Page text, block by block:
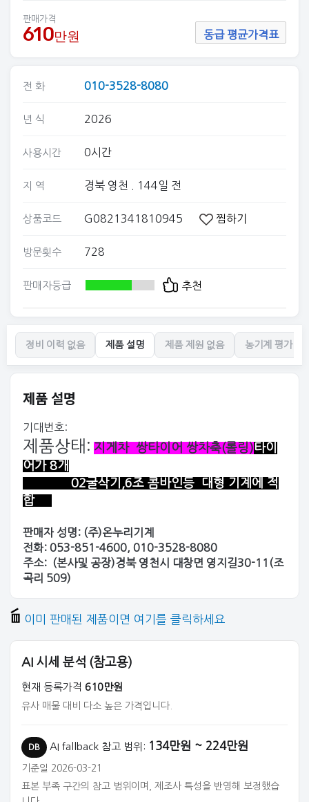
판매가격
610만원 동급 평균가격표
전 화 010-3528-8080
년 식 2026
사용시간 0시간
지 역 경북 영천 . 144일 전
상품코드 G0821341810945 찜하기
방문횟수 728
판매자등급 추천
정비 이력 없음 제품 설명 제품 제원 없음 농기계 평가 없
제품 설명
기대번호:
제품상태: 지게차 쌍타이어 쌍차축(롤링)타이
어가 8개
02굴삭기,6조 콤바인등 대형 기계에 적
합
판매자 성명: (주)온누리기계
전화: 053-851-4600, 010-3528-8080
주소: (본사및 공장)경북 영천시 대창면 영지길30-11(조
곡리 509)
이미 판매된 제품이면 여기를 클릭하세요
AI 시세 분석 (참고용)
현재 등록가격 610만원
유사 매물 대비 다소 높은 가격입니다.
DB AI fallback 참고 범위: 134만원 ~ 224만원
기준일 2026-03-21
표본 부족 구간의 참고 범위이며, 제조사 특성을 반영해 보정했습